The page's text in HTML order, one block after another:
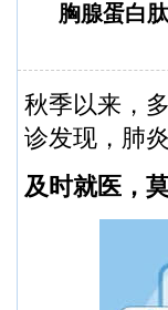
胸腺蛋白
秋季以来，
诊发现，肺
及时就医，